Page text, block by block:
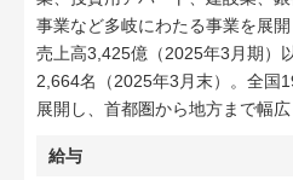
事業など多岐にわたる事業を展開
売上高3,425億（2025年3月期）
2,664名（2025年3月末）。全国
展開し、首都圏から地方まで幅広
給与